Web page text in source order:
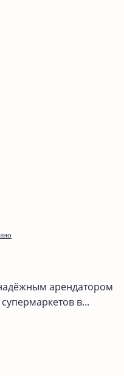
арендатором
в...